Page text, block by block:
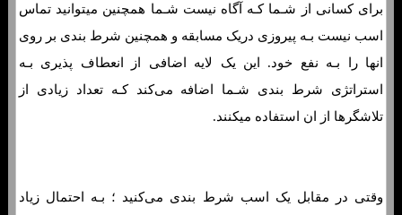
برای کسانی از شـما کـه آگاه نیست شـما همچنین میتوانید تماس
اسب نیست بـه پیروزی دریک مسابقه و همچنین شرط بندی بر روی
انها را بـه نفع خود. این یک لایه اضافی از انعطاف پذیری بـه
استراتژی شرط بندی شـما اضافه می‌کند کـه تعداد زیادی از
تلاشگرها از ان استفاده میکنند.
وقتی در مقابل یک اسب شرط بندی می‌کنید ؛ بـه احتمال زیاد